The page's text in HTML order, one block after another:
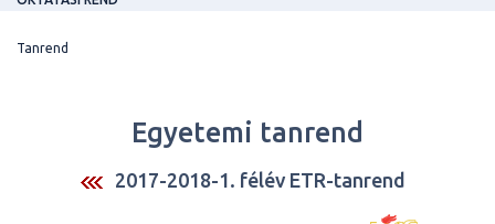
Tanrend
Egyetemi tanrend
2017-2018-1. félév ETR-tanrend